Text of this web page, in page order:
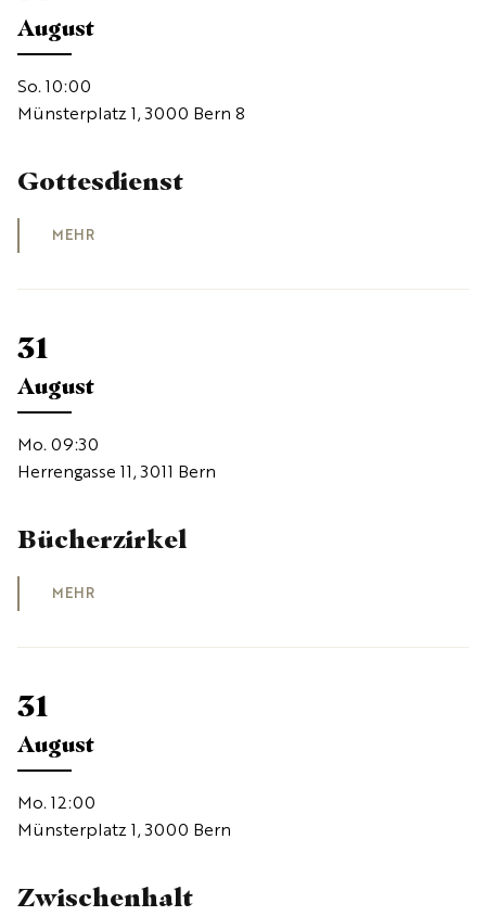
August
So. 10:00
Münsterplatz 1, 3000 Bern 8
Gottesdienst
MEHR
31
August
Mo. 09:30
Herrengasse 11, 3011 Bern
Bücherzirkel
MEHR
31
August
Mo. 12:00
Münsterplatz 1, 3000 Bern
Zwischenhalt